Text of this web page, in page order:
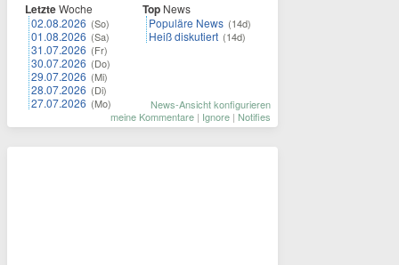
LetzteWoche
02.08.2026 (So)
01.08.2026 (Sa)
31.07.2026 (Fr)
30.07.2026 (Do)
29.07.2026 (Mi)
28.07.2026 (Di)
27.07.2026 (Mo)
Top News
Populäre News (14d)
Heiß diskutiert (14d)
News-Ansicht konfigurieren
meine Kommentare | Ignore | Notifies